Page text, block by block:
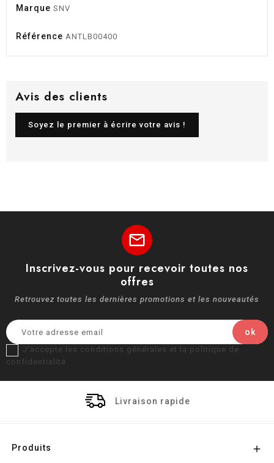
Marque SNV
Référence ANTLB00400
Avis des clients
Soyez le premier à écrire votre avis !
mail
Inscrivez-vous pour recevoir toutes nos
offres
Retrouvez toutes les dernières promotions et les nouveautés
J'accepte les conditions générales et la politique de
confidentialité
Livraison rapide
Produits 